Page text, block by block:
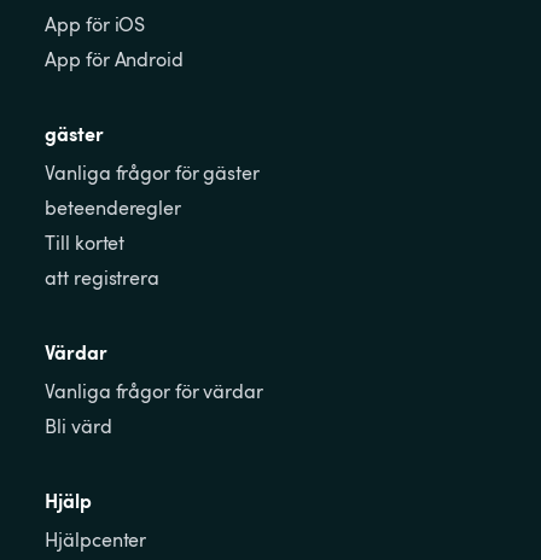
App för iOS
App för Android
gäster
Vanliga frågor för gäster
beteenderegler
Till kortet
att registrera
Värdar
Vanliga frågor för värdar
Bli värd
Hjälp
Hjälpcenter